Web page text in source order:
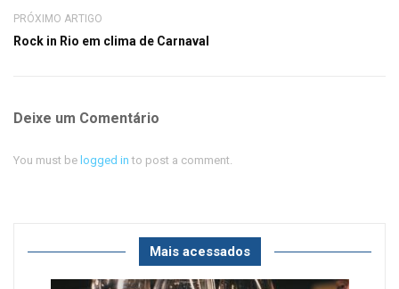
PRÓXIMO ARTIGO
Rock in Rio em clima de Carnaval
Deixe um Comentário
You must be logged in to post a comment.
Mais acessados